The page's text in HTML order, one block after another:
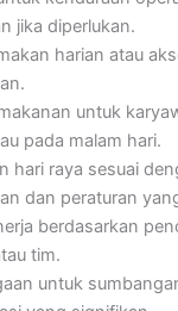
jika diperlukan.
harian atau
untuk
pada malam hari.
hari raya sesuai
dan peraturan
berdasarkan
tim.
untuk